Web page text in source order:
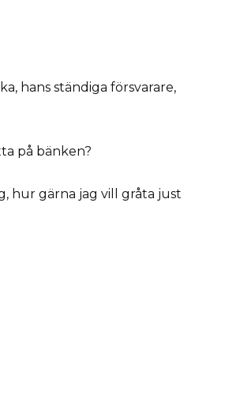
hans ständiga försvarare,
på bänken?
hur gärna jag vill gråta just